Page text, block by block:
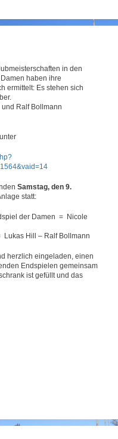
in den
haben ihre
ermittelt: Es stehen sich
Ralf Bollmann
Samstag, den 9.
statt:
der Damen = Nicole
Hill – Ralf Bollmann
herzlich eingeladen, einen
Endspielen gemeinsam
ist gefüllt und das